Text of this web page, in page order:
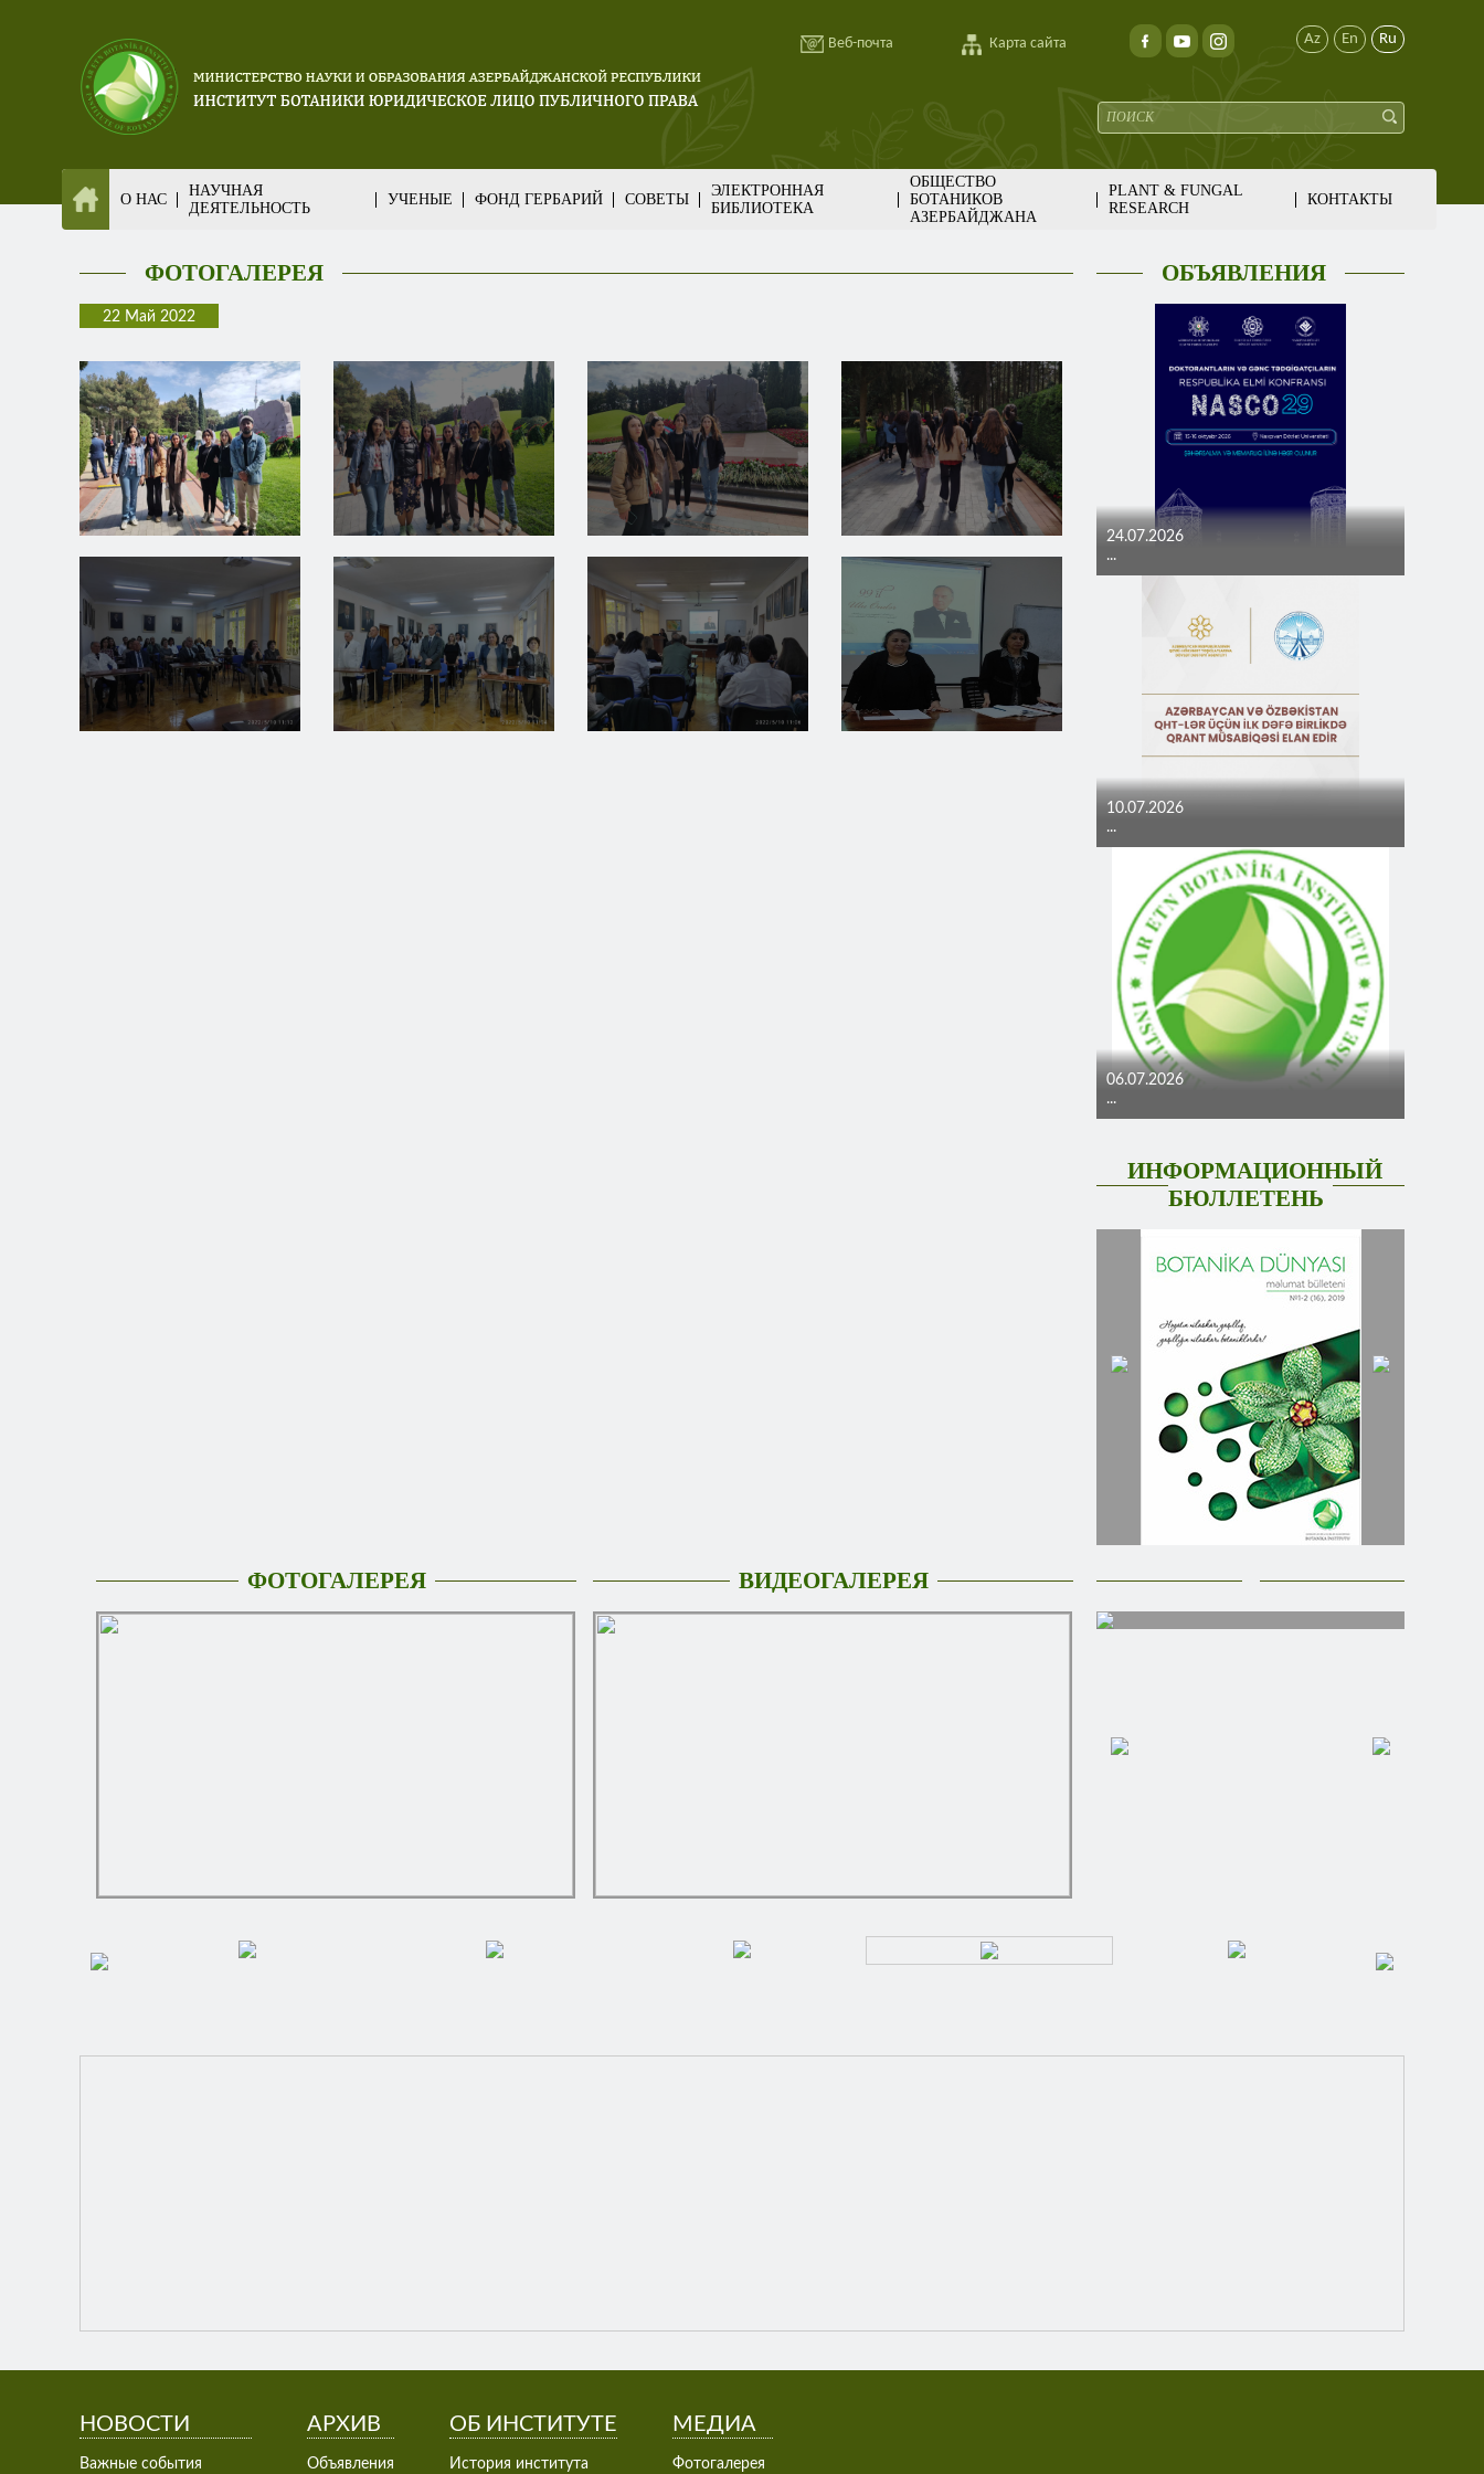
Веб-почта Карта сайта Az En Ru
О НАС
НАУЧНАЯ
ДЕЯТЕЛЬНОСТЬ
УЧЕНЫЕ ФОНД ГЕРБАРИЙ СОВЕТЫ
ЭЛЕКТРОННАЯ
БИБЛИОТЕКА
ОБЩЕСТВО
БОТАНИКОВ
АЗЕРБАЙДЖАНА
PLANT & FUNGAL
RESEARCH
КОНТАКТЫ
ФОТОГАЛЕРЕЯ
22 Май 2022
ОБЪЯВЛЕНИЯ
24.07.2026
...
10.07.2026
...
06.07.2026
...
ИНФОРМАЦИОННЫЙ
БЮЛЛЕТЕНЬ
ФОТОГАЛЕРЕЯ ВИДЕОГАЛЕРЕЯ
НОВОСТИ
Важные события
АРХИВ
Объявления
ОБ ИНСТИТУТЕ
История института
МЕДИА
Фотогалерея